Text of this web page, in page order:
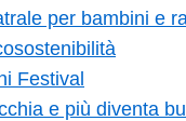
per bambini e
Festival
e più diventa